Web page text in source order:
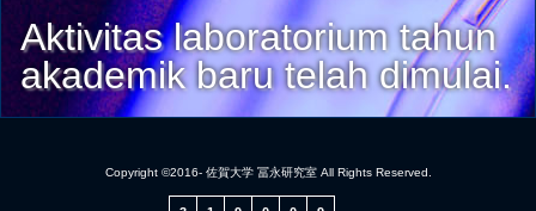
Aktivitas laboratorium tahun
akademik baru telah dimulai.
Copyright ©2016- 佐賀大学 冨永研究室 All Rights Reserved.